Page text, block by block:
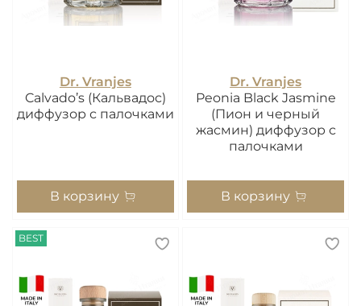
Dr. Vranjes
Calvado’s (Кальвадос)
диффузор с палочками
В корзину
Dr. Vranjes
Peonia Black Jasmine
(Пион и черный
жасмин) диффузор с
палочками
В корзину
BEST